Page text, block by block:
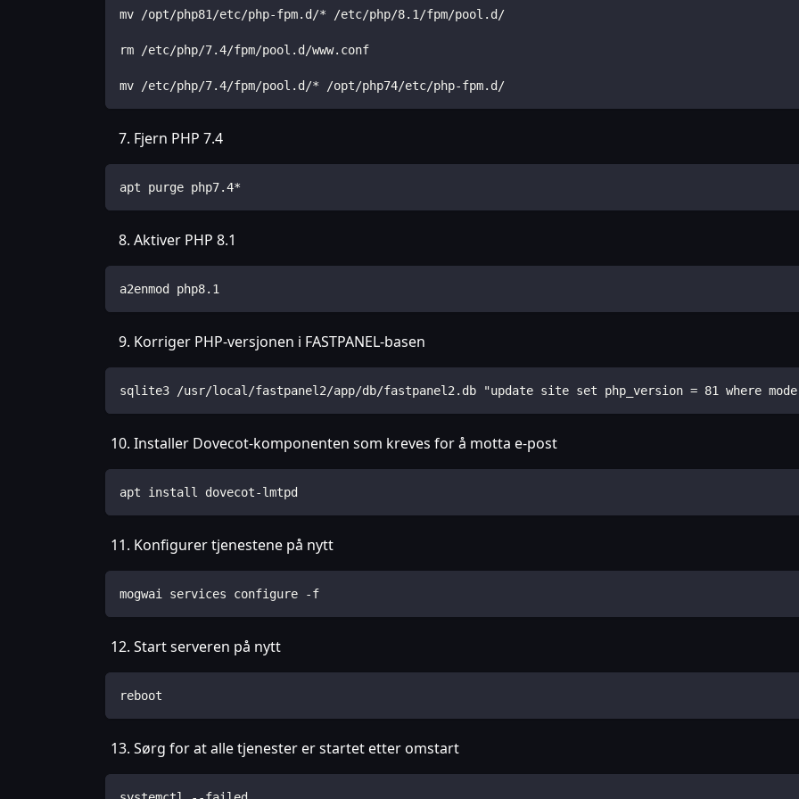
mv /opt/php81/etc/php-fpm.d/* /etc/php/8.1/fpm/pool.d/
rm /etc/php/7.4/fpm/pool.d/www.conf
mv /etc/php/7.4/fpm/pool.d/* /opt/php74/etc/php-fpm.d/
Fjern PHP 7.4
apt purge php7.4*
Aktiver PHP 8.1
a2enmod php8.1
Korriger PHP-versjonen i FASTPANEL-basen
sqlite3 /usr/local/fastpanel2/app/db/fastpanel2.db "update site set php_version = 81 where
Installer Dovecot-komponenten som kreves for å motta e-post
apt install dovecot-lmtpd
Konfigurer tjenestene på nytt
mogwai services configure -f
Start serveren på nytt
reboot
Sørg for at alle tjenester er startet etter omstart